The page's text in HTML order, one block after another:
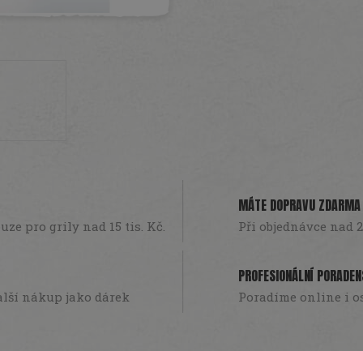
pro grily nad 15 tis. Kč.
MÁTE DOPRAVU ZDARMA
Při objednávce nad
nákup jako dárek
PROFESIONÁLNÍ
Poradíme online i